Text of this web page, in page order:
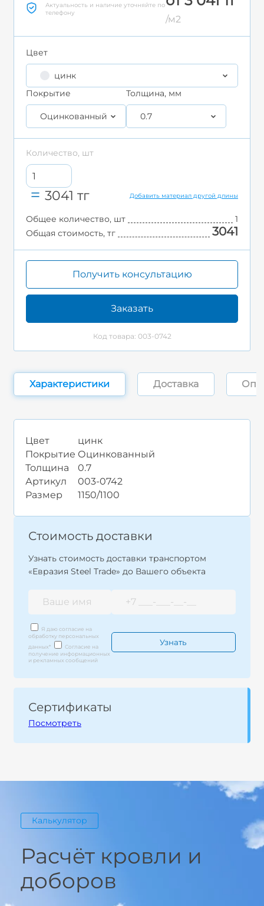
Актуальность и наличие уточняйте по
телефону
/м2
Цвет
цинк
Покрытие
Оцинкованный
Толщина, мм
0.7
Количество, шт
3041 тг Добавить материал другой длины
Общее количество, шт
1
Общая стоимость, тг
3041
Получить консультацию
Заказать
Код товара: 003-0742
Характеристики Доставка
Цвет
цинк
Покрытие Оцинкованный
Толщина
0.7
Артикул
003-0742
Размер
1150/1100
Стоимость доставки
Узнать стоимость доставки транспортом
«Евразия Steel Trade» до Вашего объекта
Я даю согласие на
обработку персональных
данных*
Согласие на
получение информационных
и рекламных сообщений
Сертификаты
Посмотреть
Калькулятор
Расчёт кровли и
доборов